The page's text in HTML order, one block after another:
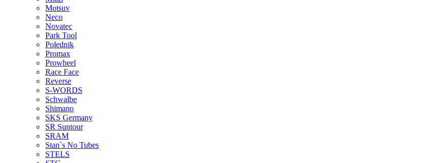
Motsuv
Neco
Novatec
Park Tool
Polednik
Promax
Prowheel
Race Face
Reverse
S-WORDS
Schwalbe
Shimano
SKS Germany
SR Suntour
SRAM
Stan`s No Tubes
STELS